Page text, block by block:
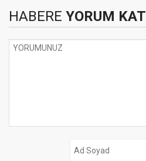
HABERE YORUM KAT